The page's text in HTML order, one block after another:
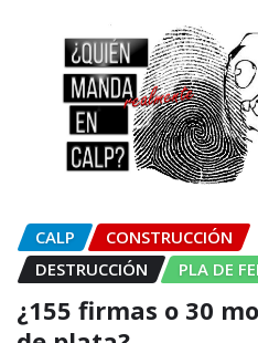
CALP
CONSTRUCCIÓN
DESTRUCCIÓN
PLA DE
¿155 firmas o 30